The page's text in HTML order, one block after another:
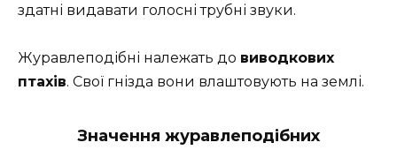
здатні видавати голосні трубні звуки.
Журавлеподібні належать до виводкових
птахів. Свої гнізда вони влаштовують на землі.
Значення журавлеподібних